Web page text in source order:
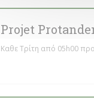
Καθε Τρίτη από 05h00
Projet